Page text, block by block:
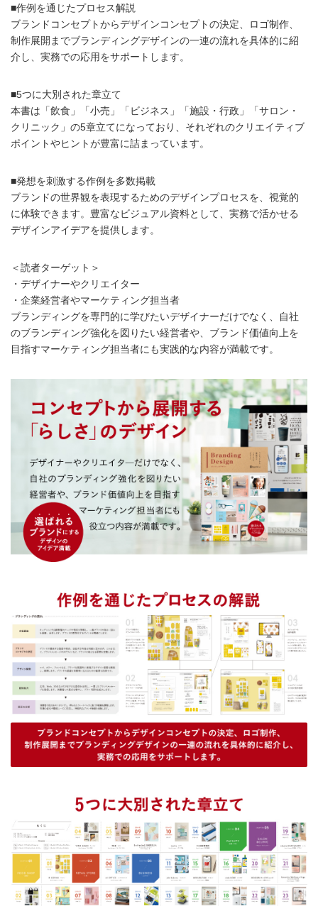
■作例を通じたプロセス解説
ブランドコンセプトからデザインコンセプトの決定、ロゴ制作、
制作展開までブランディングデザインの一連の流れを具体的に紹
介し、実務での応用をサポートします。
■5つに大別された章立て
本書は「飲食」「小売」「ビジネス」「施設・行政」「サロン・
クリニック」の5章立てになっており、それぞれのクリエイティブ
ポイントやヒントが豊富に詰まっています。
■発想を刺激する作例を多数掲載
ブランドの世界観を表現するためのデザインプロセスを、視覚的
に体験できます。豊富なビジュアル資料として、実務で活かせる
デザインアイデアを提供します。
＜読者ターゲット＞
・デザイナーやクリエイター
・企業経営者やマーケティング担当者
ブランディングを専門的に学びたいデザイナーだけでなく、自社
のブランディング強化を図りたい経営者や、ブランド価値向上を
目指すマーケティング担当者にも実践的な内容が満載です。